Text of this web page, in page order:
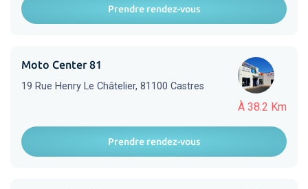
Prendre rendez-vous
À 38.2 Km
Moto Center 81
19 Rue Henry Le Châtelier, 81100 Castres
Prendre rendez-vous